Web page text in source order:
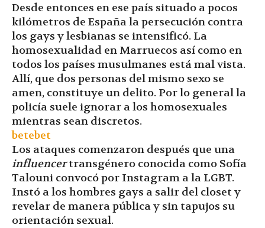
|
Desde entonces en ese país situado a pocos
kilómetros de España la persecución contra
los gays y lesbianas se intensificó. La
homosexualidad en Marruecos así como en
todos los países musulmanes está mal vista.
Allí, que dos personas del mismo sexo se
amen, constituye un delito. Por lo general la
policía suele ignorar a los homosexuales
mientras sean discretos.
betebet
Los ataques comenzaron después que una
influencertransgénero conocida como Sofía
Talouni convocó por Instagram a la LGBT.
Instó a los hombres gays a salir del closet y
revelar de manera pública y sin tapujos su
orientación sexual.